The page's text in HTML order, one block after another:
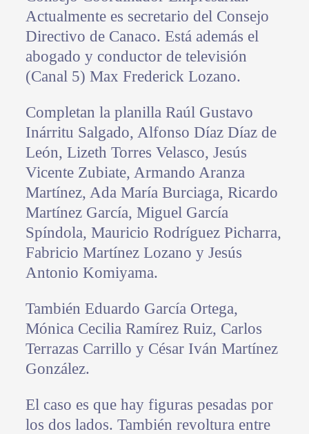
Actualmente es secretario del Consejo
Directivo de Canaco. Está además el
abogado y conductor de televisión
(Canal 5) Max Frederick Lozano.
Completan la planilla Raúl Gustavo
Inárritu Salgado, Alfonso Díaz Díaz de
León, Lizeth Torres Velasco, Jesús
Vicente Zubiate, Armando Aranza
Martínez, Ada María Burciaga, Ricardo
Martínez García, Miguel García
Spíndola, Mauricio Rodríguez Picharra,
Fabricio Martínez Lozano y Jesús
Antonio Komiyama.
También Eduardo García Ortega,
Mónica Cecilia Ramírez Ruiz, Carlos
Terrazas Carrillo y César Iván Martínez
González.
El caso es que hay figuras pesadas por
los dos lados. También revoltura entre